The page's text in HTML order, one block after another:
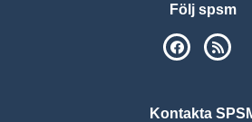
Följ spsm
SPSM
Kontakta